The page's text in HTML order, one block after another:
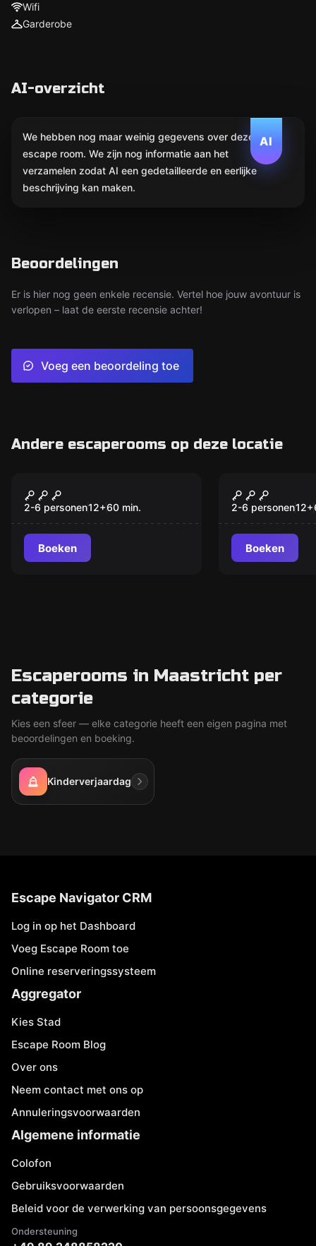
Wifi
Garderobe
AI-overzicht
AI
We hebben nog maar weinig gegevens over deze
escape room. We zijn nog informatie aan het
verzamelen zodat AI een gedetailleerde en eerlijke
beschrijving kan maken.
Beoordelingen
Er is hier nog geen enkele recensie. Vertel hoe jouw avontuur is
verlopen – laat de eerste recensie achter!
Voeg een beoordeling toe
Andere escaperooms op deze locatie
Shipwrecked on
Cannibal Cove
2-6 personen12+60 min.
Boeken
Deadly
2-6 personen12+
Boeken
Escaperooms in Maastricht per
categorie
Kies een sfeer — elke categorie heeft een eigen pagina met
beoordelingen en boeking.
Kinderverjaardag
Escape Navigator CRM
Log in op het Dashboard
Voeg Escape Room toe
Online reserveringssysteem
Aggregator
Kies Stad
Escape Room Blog
Over ons
Neem contact met ons op
Annuleringsvoorwaarden
Algemene informatie
Colofon
Gebruiksvoorwaarden
Beleid voor de verwerking van persoonsgegevens
Ondersteuning